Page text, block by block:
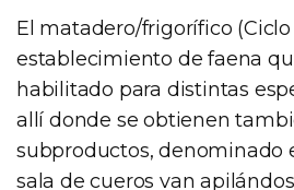
El matadero/frigorífico (Ciclo
establecimiento de faena
habilitado para distintas
allí donde se obtienen
subproductos, denominado
sala de cueros van